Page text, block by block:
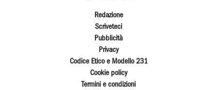
Redazione
Scriveteci
Pubblicità
Privacy
Codice Etico e Modello 231
Cookie policy
Termini e condizioni